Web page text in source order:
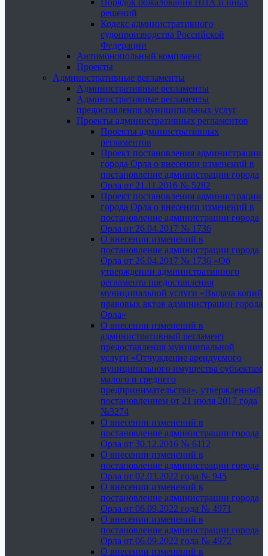
Порядок обжалования НПА и иных
решений
Кодекс административного
судопроизводства Российской
Федерации
Антимонопольный комплаенс
Проекты
Административные регламенты
Административные регламенты
Административные регламенты
предоставления муниципальных услуг
Проекты административных регламентов
Проекты административных
регламентов
Проект постановления администрации
города Орла о внесении изменений в
постановление администрации города
Орла от 21.11.2016 № 5282
Проект постановления администрации
города Орла о внесении изменений в
постановление администрации города
Орла от 26.04.2017 № 1736
О внесении изменений в
постановление администрации города
Орла от 26.04.2017 № 1736 «Об
утверждении административного
регламента предоставления
муниципальной услуги «Выдача копий
правовых актов администрации города
Орла»
О внесении изменений в
административный регламент
предоставления муниципальной
услуги «Отчуждение арендуемого
муниципального имущества субъектам
малого и среднего
предпринимательства», утвержденный
постановлением от 21 июля 2017 года
№3274
О внесении изменений в
постановление администрации города
Орла от 30.12.2016 № 6112
О внесении изменений в
постановление администрации города
Орла от 02.03.2022 года № 945
О внесении изменений в
постановление администрации города
Орла от 06.09.2022 года № 4971
О внесении изменений в
постановление администрации города
Орла от 06.09.2022 года № 4972
О внесении изменений в